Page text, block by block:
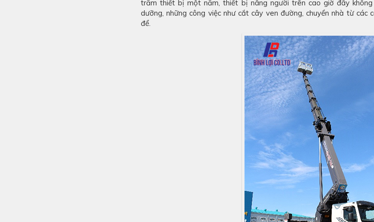
trăm thiết bị một năm, thiết bị nâng người trên cao giờ đây
dưỡng, những công việc như cắt cây ven đường, chuyển nhà từ các
để.